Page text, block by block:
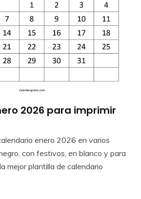
2026 para imprimir
enero 2026 en varios
con festivos, en blanco y para
mejor plantilla de calendario